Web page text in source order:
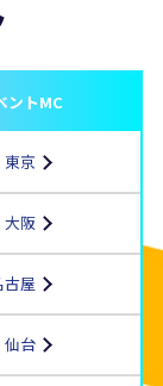
ントMC
東京
大阪
古屋
仙台